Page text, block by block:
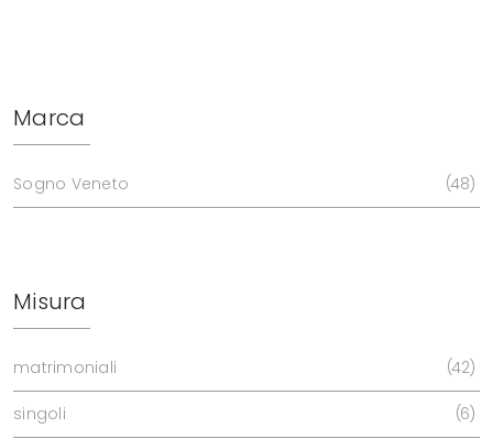
Marca
Sogno Veneto 48
Misura
matrimoniali 42
singoli 6